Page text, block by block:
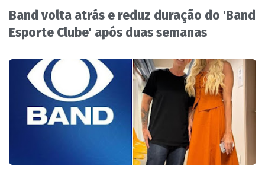
Band volta atrás e reduz duração do 'Band
Esporte Clube' após duas semanas